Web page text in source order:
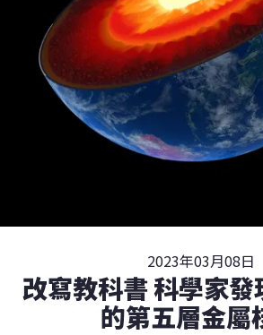
2023年03月08日
改寫教科書 科學家
的第五層金屬